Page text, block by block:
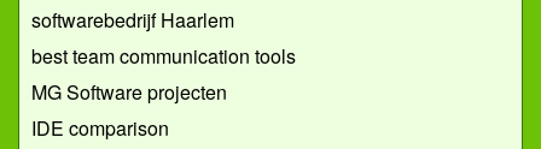
softwarebedrijf Haarlem
best team communication tools
MG Software projecten
IDE comparison